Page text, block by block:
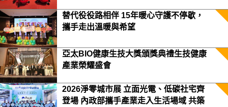
替代役役路相伴 15年暖心守護不停歇，
攜手走出溫暖與希望
亞太BIO健康生技大獎頒獎典禮生技健康
產業榮耀盛會
2026淨零城市展 立面光電、低碳社宅齊
登場 內政部攜手產業走入生活場域 共築